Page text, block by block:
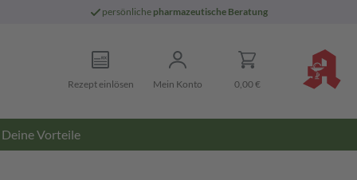
persönliche pharmazeutische Beratung
Rezept einlösen Mein Konto 0,00 €
Deine Vorteile